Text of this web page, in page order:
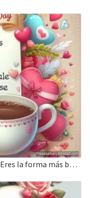
Frases Cortas de Amor para Saludar – Eres la forma más bonita